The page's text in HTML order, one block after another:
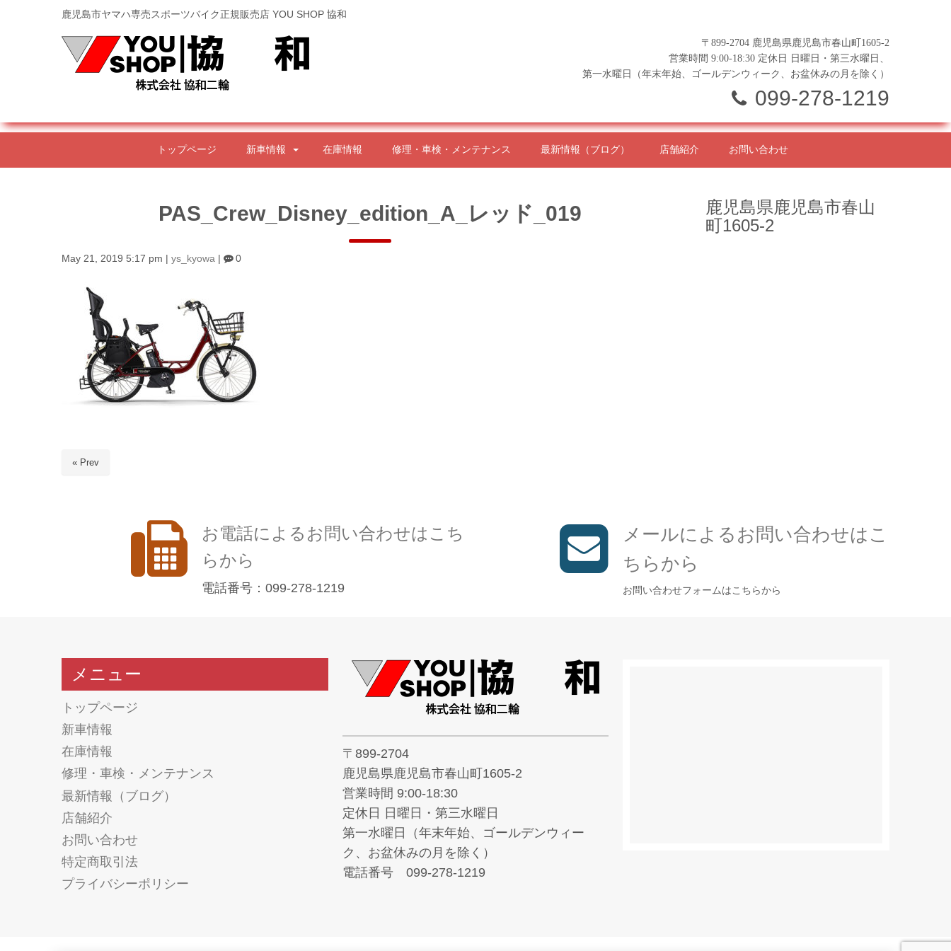
鹿児島市ヤマハ専売スポーツバイク正規販売店 YOU SHOP 協和
〒899-2704 鹿児島県鹿児島市春山町1605-2
営業時間 9:00-18:30 定休日 日曜日・第三水曜日、
第一水曜日（年末年始、ゴールデンウィーク、お盆休みの月を除く）
099-278-1219
トップページ 新車情報 在庫情報 修理・車検・メンテナンス 最新情報（ブログ） 店舗紹介 お問い合わせ
PAS_Crew_Disney_edition_A_レッド_019
May 21, 2019 5:17 pm ys_kyowa 0
« Prev
鹿児島県鹿児島市春山
町1605-2
お電話によるお問い合わせはこち
らから
電話番号：099-278-1219
メールによるお問い合わせはこ
ちらから
お問い合わせフォームはこちらから
メニュー
トップページ
新車情報
在庫情報
修理・車検・メンテナンス
最新情報（ブログ）
店舗紹介
お問い合わせ
特定商取引法
プライバシーポリシー
〒899-2704
鹿児島県鹿児島市春山町1605-2
営業時間 9:00-18:30
定休日 日曜日・第三水曜日
第一水曜日（年末年始、ゴールデンウィー
ク、お盆休みの月を除く）
電話番号 099-278-1219